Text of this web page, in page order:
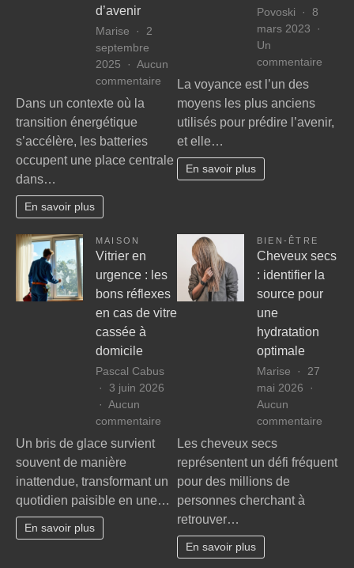
d’avenir
Marise
2
septembre
2025
Aucun
commentaire
technologie
des
batteries
:
évolution
Dans un contexte où la
transition énergétique
s’accélère, les batteries
occupent une place centrale
dans…
En savoir plus
Povoski
8
mars 2023
Un
commentaire
à
La voyance est l’un des
moyens les plus anciens
utilisés pour prédire l’avenir,
et elle…
En savoir plus
MAISON
Vitrier en
urgence : les
bons réflexes
en cas de vitre
cassée à
domicile
Pascal Cabus
3 juin 2026
Aucun
commentaire
Vitrier
urgence
:
les
bons
réflexes
Un bris de glace survient
souvent de manière
inattendue, transformant un
quotidien paisible en une…
En savoir plus
BIEN-ÊTRE
Cheveux secs
: identifier la
source pour
une
hydratation
optimale
Marise
27
mai 2026
Aucun
commentaire
:
Les cheveux secs
représentent un défi fréquent
pour des millions de
personnes cherchant à
retrouver…
En savoir plus